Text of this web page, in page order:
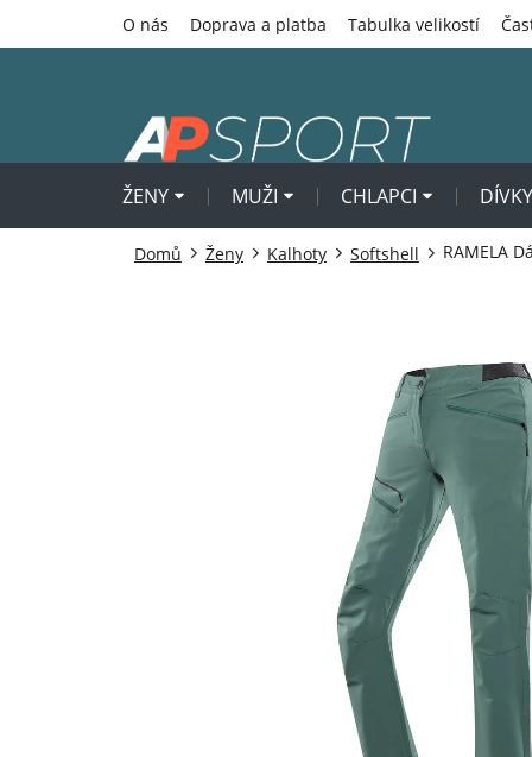
O nás Doprava a platba Tabulka velikostí
ŽENY MUŽI CHLAPCI DÍVKY
Domů Ženy Kalhoty Softshell RAMELA